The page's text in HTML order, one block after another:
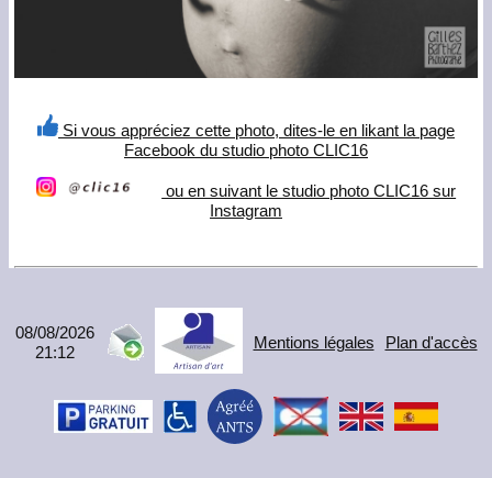
Si vous appréciez cette photo, dites-le en likant la page
Facebook du studio photo CLIC16
ou en suivant le studio photo CLIC16 sur
Instagram
08/08/2026
21:12
Mentions légales Plan d'accès